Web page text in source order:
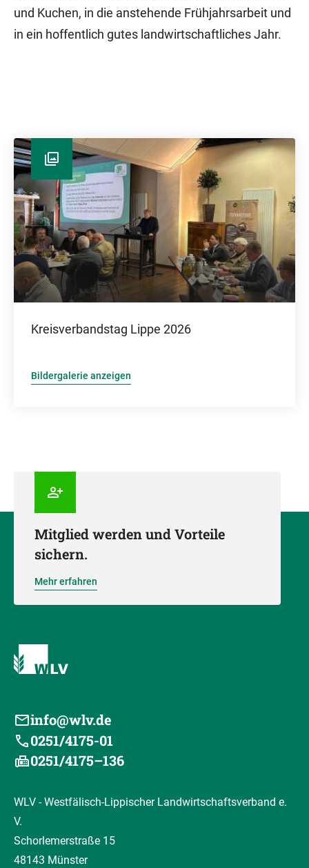
und Kuchen, in die anstehende Frühjahrsarbeit und
in ein hoffentlich gutes landwirtschaftliches Jahr.
Kreisverbandstag Lippe 2026
Bildergalerie anzeigen
Mitglied werden und Vorteile
sichern.
Mehr erfahren
info@wlv.de
0251/4175-01
0251/4175–136
WLV - Westfälisch-Lippischer Landwirtschaftsverband e.
V.
Schorlemerstraße 15
48143 Münster